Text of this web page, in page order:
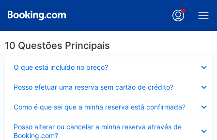
10 Questões Principais
O que está incluído no preço?
fechado
Posso efetuar uma reserva sem cartão de crédito?
fechado
Como é que sei que a minha reserva está confirmada?
fechado
Posso alterar ou cancelar a minha reserva através de
Booking.com?
fechado